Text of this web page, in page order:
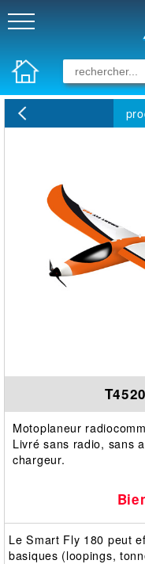
T4520
Motoplaneur
Livré sans radio, sans
chargeur.
Le Smart Fly 180 peut
basiques (loopings,